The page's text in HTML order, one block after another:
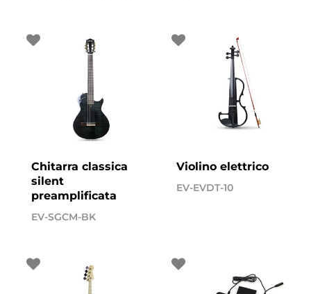
Chitarra classica
silent
preamplificata
EV-SGCM-BK
Violino elettrico
EV-EVDT-10